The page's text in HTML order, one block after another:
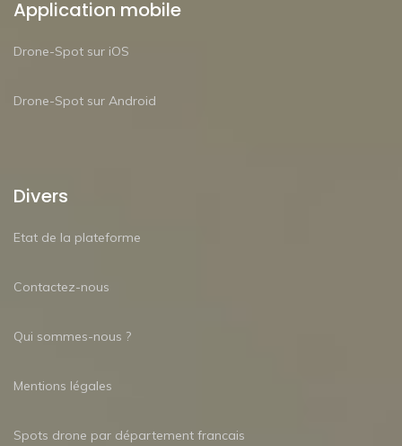
Application mobile
Drone-Spot sur iOS
Drone-Spot sur Android
Divers
Etat de la plateforme
Contactez-nous
Qui sommes-nous ?
Mentions légales
Spots drone par département francais